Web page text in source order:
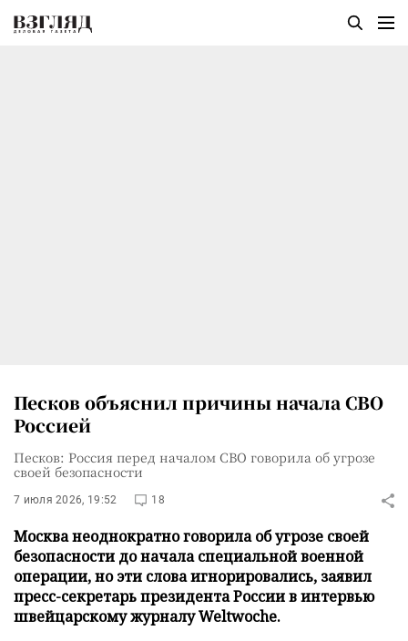
Песков объяснил причины начала СВО
Россией
Песков: Россия перед началом СВО говорила об угрозе
своей безопасности
7 июля 2026, 19:52 18
Москва неоднократно говорила об угрозе своей
безопасности до начала специальной военной
операции, но эти слова игнорировались, заявил
пресс-секретарь президента России в интервью
швейцарскому журналу Weltwoche.